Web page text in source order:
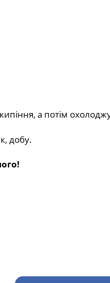
а потім
добу.